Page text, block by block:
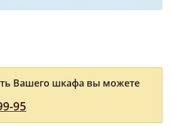
Вашего шкафа вы можете
95